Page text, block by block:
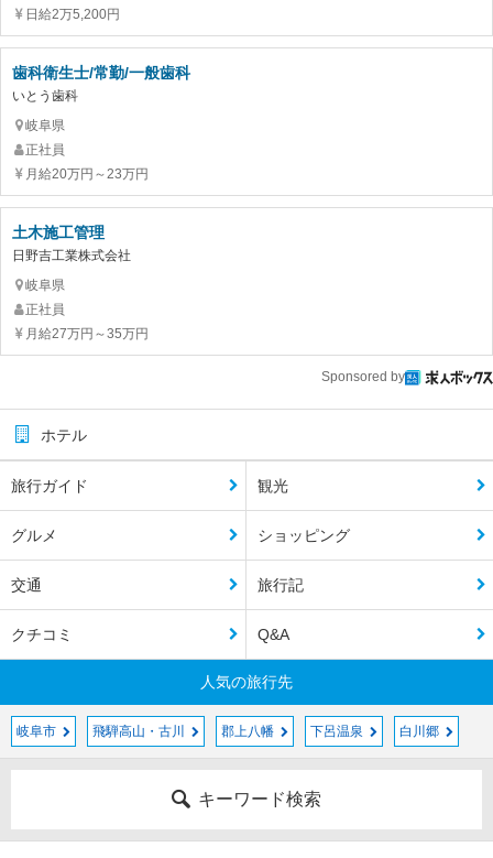
日給2万5,200円
歯科衛生士/常勤/一般歯科
いとう歯科
岐阜県
正社員
月給20万円～23万円
土木施工管理
日野吉工業株式会社
岐阜県
正社員
月給27万円～35万円
Sponsored by
ホテル
旅行ガイド 観光
グルメ ショッピング
交通 旅行記
クチコミ Q&A
人気の旅行先
岐阜市 飛騨高山・古川 郡上八幡 下呂温泉 白川郷
キーワード検索